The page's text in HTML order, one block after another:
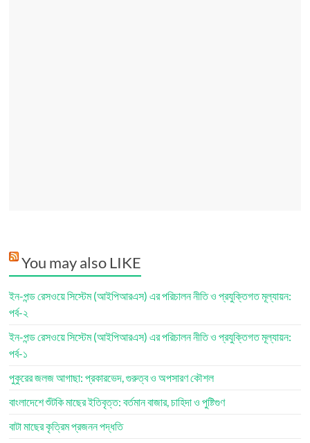
You may also LIKE
ইন-পন্ড রেসওয়ে সিস্টেম (আইপিআরএস) এর পরিচালন নীতি ও প্রযুক্তিগত মূল্যায়ন:
পর্ব-২
ইন-পন্ড রেসওয়ে সিস্টেম (আইপিআরএস) এর পরিচালন নীতি ও প্রযুক্তিগত মূল্যায়ন:
পর্ব-১
পুকুরের জলজ আগাছা: প্রকারভেদ, গুরুত্ব ও অপসারণ কৌশল
বাংলাদেশে শুঁটকি মাছের ইতিবৃত্ত: বর্তমান বাজার, চাহিদা ও পুষ্টিগুণ
বাটা মাছের কৃত্রিম প্রজনন পদ্ধতি